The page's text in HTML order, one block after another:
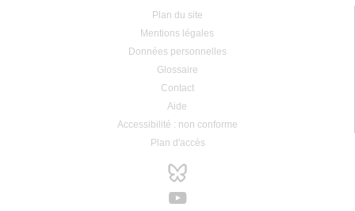
Plan du site
Mentions légales
Données personnelles
Glossaire
Contact
Aide
Accessibilité : non conforme
Plan d'accès